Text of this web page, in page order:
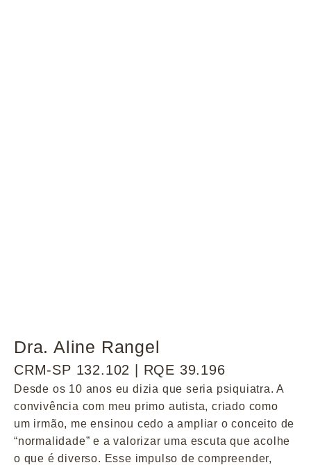
Dra. Aline Rangel
CRM-SP 132.102 | RQE 39.196
Desde os 10 anos eu dizia que seria psiquiatra. A
convivência com meu primo autista, criado como
um irmão, me ensinou cedo a ampliar o conceito de
“normalidade” e a valorizar uma escuta que acolhe
o que é diverso. Esse impulso de compreender,